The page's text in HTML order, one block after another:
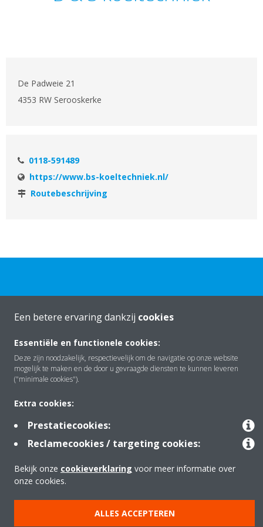
De Padweie 21
4353 RW Serooskerke
0118-591489
https://www.bs-koeltechniek.nl/
Routebeschrijving
Oplossingen
Een betere ervaring dankzij cookies
Essentiële en functionele cookies:
Deze zijn noodzakelijk, respectievelijk om de navigatie op onze website
mogelijk te maken en de door u gevraagde diensten te kunnen leveren
("minimale cookies").
Extra cookies:
Prestatiecookies:
Reclamecookies / targeting cookies:
Bekijk onze cookieverklaring voor meer informatie over
onze cookies.
ALLES ACCEPTEREN